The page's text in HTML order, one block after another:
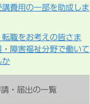
費用の一部を助成しま
転職をお考えの皆さま
障害福祉分野で働いて
か
請・届出の一覧